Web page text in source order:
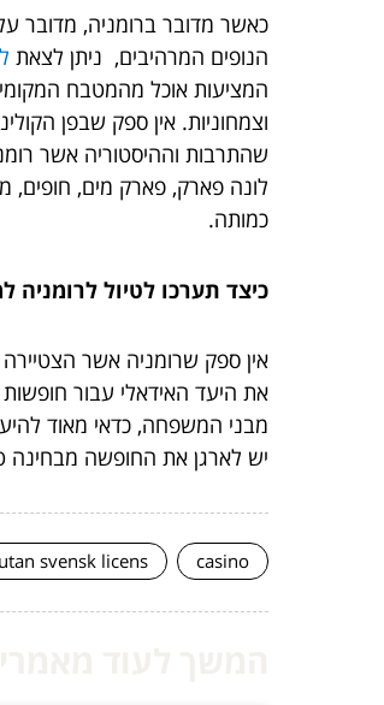
כאשר מדובר ברומניה, מדובר
הנופים המרהיבים, ניתן לצאת ל
המציעות אוכל מהמטבח
וצמחוניות. אין ספק שבפן
שהתרבות וההיסטוריה אשר
לונה פארק, פארק מים, חופים,
כמותה.
כיצד תערכו לטיול לרומניה
אין ספק שרומניה אשר הצטיירה
את היעד האידאלי עבור
מבני המשפחה, כדאי מאוד
יש לארגן את החופשה מבחינה
casino
svensk licens